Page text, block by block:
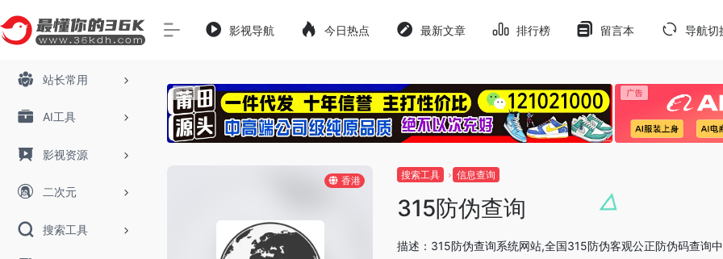
站长常用
AI工具
影视资源
二次元
搜索工具
影视导航 今日热点 最新文章 排行榜 留言本 导航切
香港 搜索工具 信息查询
315防伪查询
描述：315防伪查询系统网站,全国315防伪客观公正防伪码查询